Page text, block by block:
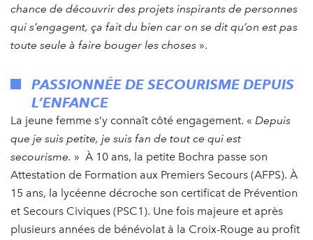
chance de découvrir des projets inspirants de personnes
qui s’engagent, ça fait du bien car on se dit qu’on est pas
toute seule à faire bouger les choses ».
PASSIONNÉE DE SECOURISME DEPUIS
L’ENFANCE
La jeune femme s’y connaît côté engagement. « Depuis
que je suis petite, je suis fan de tout ce qui est
secourisme. » À 10 ans, la petite Bochra passe son
Attestation de Formation aux Premiers Secours (AFPS). À
15 ans, la lycéenne décroche son certificat de Prévention
et Secours Civiques (PSC1). Une fois majeure et après
plusieurs années de bénévolat à la Croix-Rouge au profit